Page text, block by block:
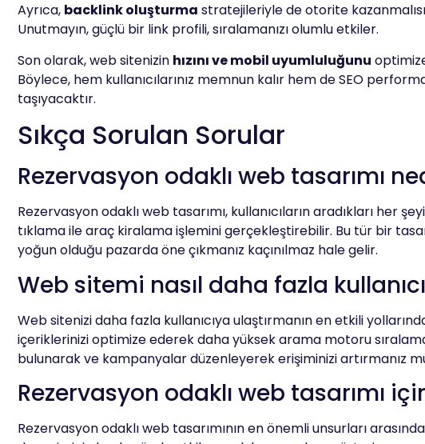
Ayrıca, backlink oluşturma stratejileriyle de otorite
Unutmayın, güçlü bir link profili, sıralamanızı olumlu etkiler.
Son olarak, web sitenizin hızını ve mobil uyumluluğunu
Böylece, hem kullanıcılarınız memnun kalır hem de SEO
taşıyacaktır.
Sıkça Sorulan Sorular
Rezervasyon odaklı web tasarımı
Rezervasyon odaklı web tasarımı, kullanıcıların aradıkları
tıklama ile araç kiralama işlemini gerçekleştirebilir. Bu tür bir
yoğun olduğu pazarda öne çıkmanız kaçınılmaz hale gelir.
Web sitemi nasıl daha fazla
Web sitenizi daha fazla kullanıcıya ulaştırmanın en etkili
içeriklerinizi optimize ederek daha yüksek arama motoru
bulunarak ve kampanyalar düzenleyerek erişiminizi artırmanız
Rezervasyon odaklı web tasarımı
Rezervasyon odaklı web tasarımının en önemli unsurları